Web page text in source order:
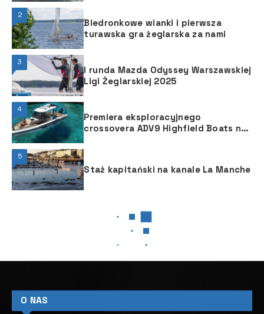
2
Biedronkowe wianki i pierwsza
turawska gra żeglarska za nami
3
I runda Mazda Odyssey Warszawskiej
Ligi Żeglarskiej 2025
4
Premiera eksploracyjnego
crossovera ADV9 Highfield Boats na
5
Staż kapitański na kanale La Manche
bezemisyjna na krótkim